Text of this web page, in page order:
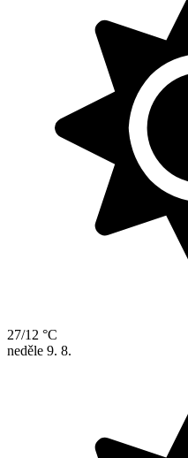
27/12 °C
neděle 9. 8.